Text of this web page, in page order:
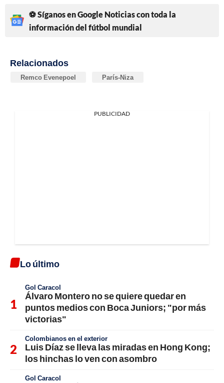
⚽ Síganos en Google Noticias con toda la
información del fútbol mundial
Relacionados
Remco Evenepoel París-Niza
PUBLICIDAD
Lo último
Gol Caracol
Álvaro Montero no se quiere quedar en
puntos medios con Boca Juniors; "por más
victorias"
Colombianos en el exterior
Luis Díaz se lleva las miradas en Hong Kong;
los hinchas lo ven con asombro
Gol Caracol